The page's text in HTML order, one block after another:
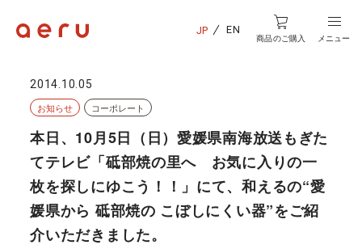
JP EN
商品のご購入 メニュー
2014.10.05
お知らせ
コーポレート
本日、10月5日（日）愛媛県南海放送もぎた
てテレビ「砥部焼の里へ お気に入りの一
枚を探しにゆこう！！」にて、和えるの“愛
媛県から 砥部焼の こぼしにくい器”をご紹
介いただきました。